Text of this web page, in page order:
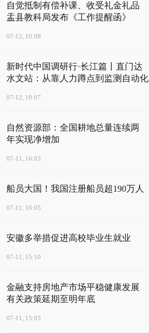
自觉抵制有偿补课、收受礼金礼品
盂县教科局发布《工作提醒函》
07-12, 10:08
新时代中国调研行·长江篇丨直门达
水文站：从靠人力蹲点到监测自动化
07-12, 10:07
自然资源部：全国耕地总量连续两
年实现净增加
07-11, 16:03
船员大国！我国注册船员超190万人
07-11, 16:05
安徽多举措促进高校毕业生就业
07-11, 15:10
金融支持房地产市场平稳健康发展
有关政策延期至明年底
07-11, 15:03